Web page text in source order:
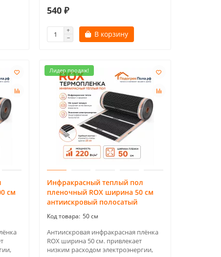
540 ₽
В корзину
см
Лидер продаж!
Инфракрасный теплый пол
пленочный ROX ширина 50 см
антиискровый полосатый
50 см
Антиискровая инфракрасная плёнка
ROX ширина 50 см. привлекает
низким расходом электроэнергии,